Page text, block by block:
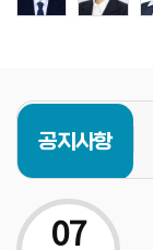
공지사항
07